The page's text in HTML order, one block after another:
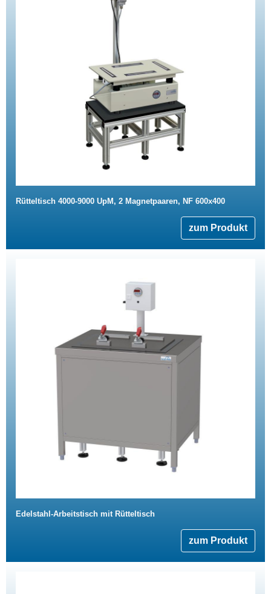
Rütteltisch 4000-9000 UpM, 2 Magnetpaaren, NF 600x400
zum Produkt
Edelstahl-Arbeitstisch mit Rütteltisch
zum Produkt